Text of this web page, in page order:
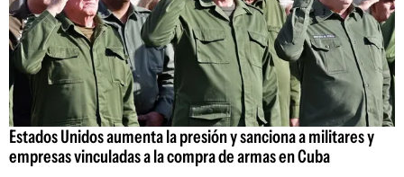
Estados Unidos aumenta la presión y sanciona a militares y
empresas vinculadas a la compra de armas en Cuba